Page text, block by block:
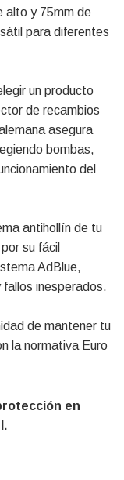
alto y 75mm de
para diferentes
un producto
de recambios
asegura
bombas,
del
antihollín de tu
su fácil
AdBlue,
inesperados.
de mantener tu
la normativa Euro
en